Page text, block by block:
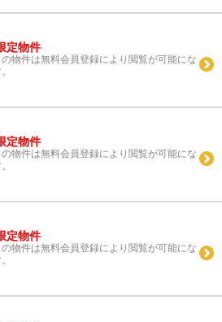
定物件
の物件は無料会員登録により閲覧が可能にな
定物件
の物件は無料会員登録により閲覧が可能にな
定物件
の物件は無料会員登録により閲覧が可能にな